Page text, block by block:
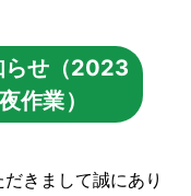
らせ（2023
作業）
きまして誠にあり